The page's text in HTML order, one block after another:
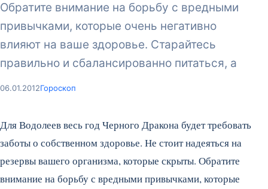
Обратите внимание на борьбу с вредными
привычками, которые очень негативно
влияют на ваше здоровье. Старайтесь
правильно и сбалансированно питаться, а
06.01.2012Гороскоп
Для Водолеев весь год Черного Дракона будет требовать
заботы о собственном здоровье. Не стоит надеяться на
резервы вашего организма, которые скрыты. Обратите
внимание на борьбу с вредными привычками, которые